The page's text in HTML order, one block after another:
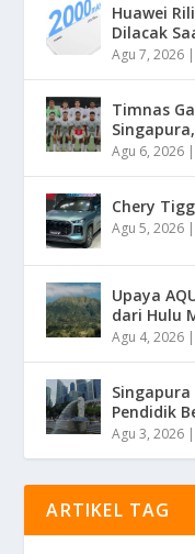
Huawei
Dilacak
Agu 7, 2026 |
Timnas
Agu 6, 2026 |
Chery
Agu 5, 2026 |
Upaya
dari Hulu
Agu 4, 2026 |
Singapura
Pendidik
Agu 3, 2026
ARTIKEL TAG